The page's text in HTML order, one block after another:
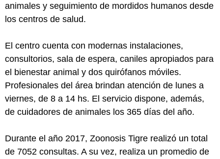
animales y seguimiento de mordidos humanos desde
los centros de salud.
El centro cuenta con modernas instalaciones,
consultorios, sala de espera, caniles apropiados para
el bienestar animal y dos quirófanos móviles.
Profesionales del área brindan atención de lunes a
viernes, de 8 a 14 hs. El servicio dispone, además,
de cuidadores de animales los 365 días del año.
Durante el año 2017, Zoonosis Tigre realizó un total
de 7052 consultas. A su vez, realiza un promedio de